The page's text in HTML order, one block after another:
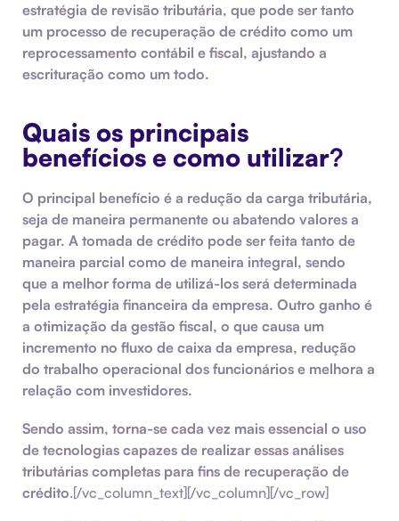
estratégia de revisão tributária, que pode ser tanto
um processo de recuperação de crédito como um
reprocessamento contábil e fiscal, ajustando a
escrituração como um todo.
Quais os principais
benefícios e como utilizar?
O principal benefício é a redução da carga tributária,
seja de maneira permanente ou abatendo valores a
pagar. A tomada de crédito pode ser feita tanto de
maneira parcial como de maneira integral, sendo
que a melhor forma de utilizá-los será determinada
pela estratégia financeira da empresa. Outro ganho é
a otimização da gestão fiscal, o que causa um
incremento no fluxo de caixa da empresa, redução
do trabalho operacional dos funcionários e melhora a
relação com investidores.
Sendo assim, torna-se cada vez mais essencial o uso
de tecnologias capazes de realizar essas análises
tributárias completas para fins de recuperação de
crédito.[/vc_column_text][/vc_column][/vc_row]